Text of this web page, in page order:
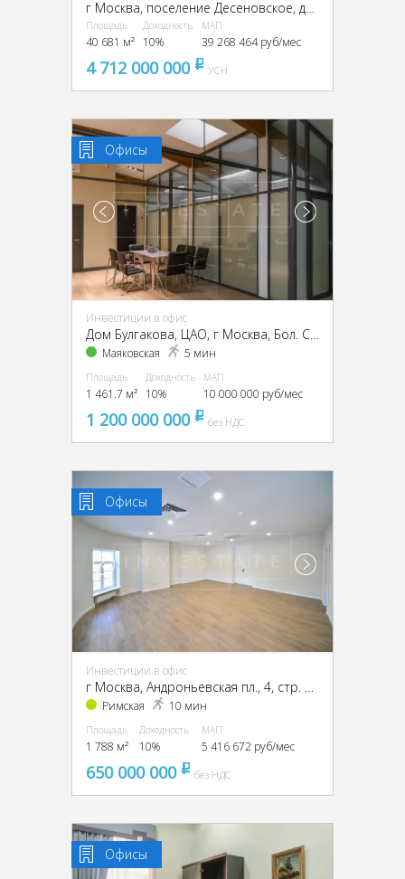
Площадь
40 681 м²
Доходность
10%
МАП
39 268 464 руб/мес
4 712 000 000 pуб
УСН
Офисы
Инвестиции в офис
Дом Булгакова, ЦАО, г Москва, Бол. Садовая ул., 10
Маяковская 5 мин
Площадь
1 461.7 м²
Доходность
10%
МАП
10 000 000 руб/мес
1 200 000 000 pуббез НДС
Офисы
Инвестиции в офис
Римская 10 мин
Площадь
1 788 м²
Доходность
10%
МАП
5 416 672 руб/мес
650 000 000 pуббез НДС
Офисы